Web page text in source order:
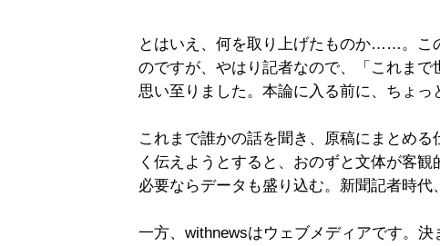
とはいえ、何を取り上げたものか……。こ
のですが、やはり記者なので、「これま
思い至りました。本論に入る前に、ちょっ
これまで誰かの話を聞き、原稿にまとめ
く伝えようとすると、おのずと文体が客観
必要ならデータも盛り込む。新聞記者時代
一方、withnewsはウェブメディアです。